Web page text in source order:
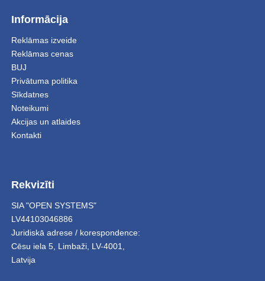
Informācija
Reklāmas izveide
Reklāmas cenas
BUJ
Privātuma politika
Sīkdatnes
Noteikumi
Akcijas un atlaides
Kontakti
Rekvizīti
SIA "OPEN SYSTEMS"
LV44103046886
Juridiskā adrese / korespondence:
Cēsu iela 5, Limbaži, LV-4001,
Latvija